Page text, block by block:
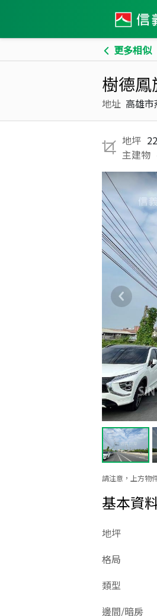
更多相似
樹德
地址 高雄
地坪
主建物
請注意，上方物
基本資
地坪
格局
類型
邊間/暗房